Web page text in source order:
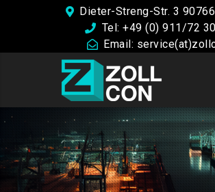
Dieter-Streng-Str. 3
Tel: +49 (0) 911/72
Email: